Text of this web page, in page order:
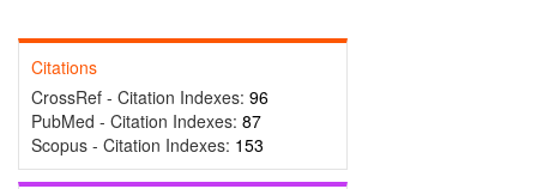
Citations
CrossRef - Citation Indexes: 96
PubMed - Citation Indexes: 87
Scopus - Citation Indexes: 153